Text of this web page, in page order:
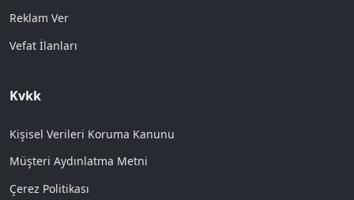
Reklam Ver
Vefat İlanları
Kvkk
Kişisel Verileri Koruma Kanunu
Müşteri Aydınlatma Metni
Çerez Politikası